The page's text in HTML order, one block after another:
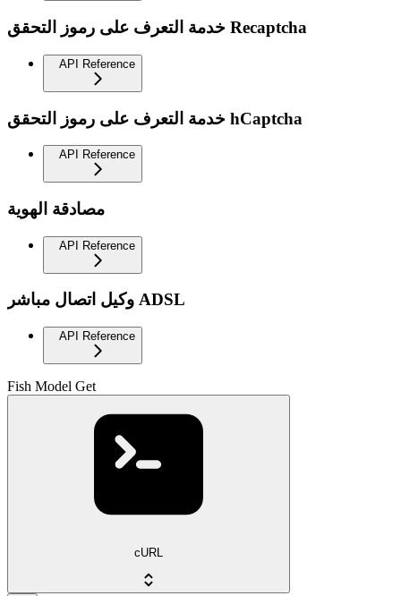
خدمة التعرف على رموز التحقق Recaptcha
API Reference
خدمة التعرف على رموز التحقق hCaptcha
API Reference
مصادقة الهوية
API Reference
وكيل اتصال مباشر ADSL
API Reference
Fish Model Get
cURL